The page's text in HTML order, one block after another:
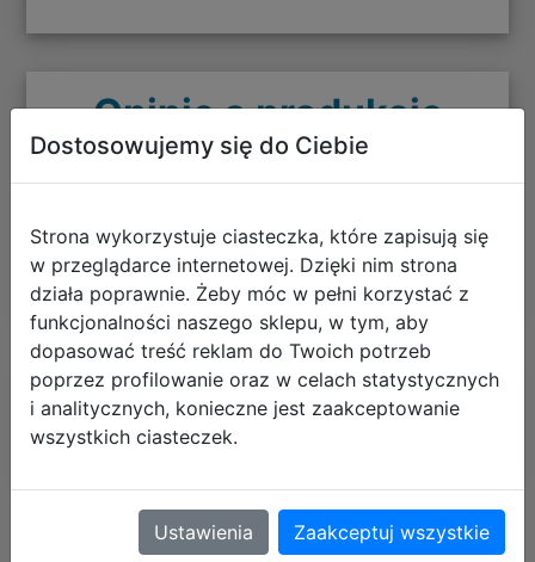
Opinie o produkcie
Polecane
Onee Chanbara ORIGIN - Deluxe
Dostosowujemy się do Ciebie
Strona wykorzystuje ciasteczka, które zapisują się
w przeglądarce internetowej. Dzięki nim strona
działa poprawnie. Żeby móc w pełni korzystać z
funkcjonalności naszego sklepu, w tym, aby
dopasować treść reklam do Twoich potrzeb
poprzez profilowanie oraz w celach statystycznych
i analitycznych, konieczne jest zaakceptowanie
wszystkich ciasteczek.
Ustawienia Zaakceptuj wszystkie